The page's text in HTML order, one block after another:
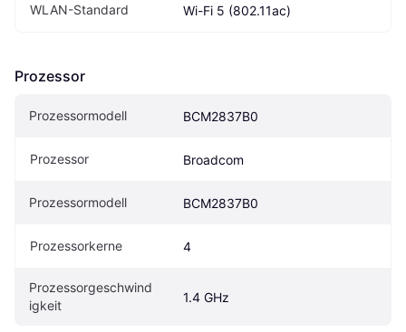
WLAN-Standard Wi-Fi 5 (802.11ac)
Prozessor
Prozessormodell BCM2837B0
Prozessor Broadcom
Prozessormodell BCM2837B0
Prozessorkerne 4
Prozessorgeschwind
igkeit
1.4 GHz